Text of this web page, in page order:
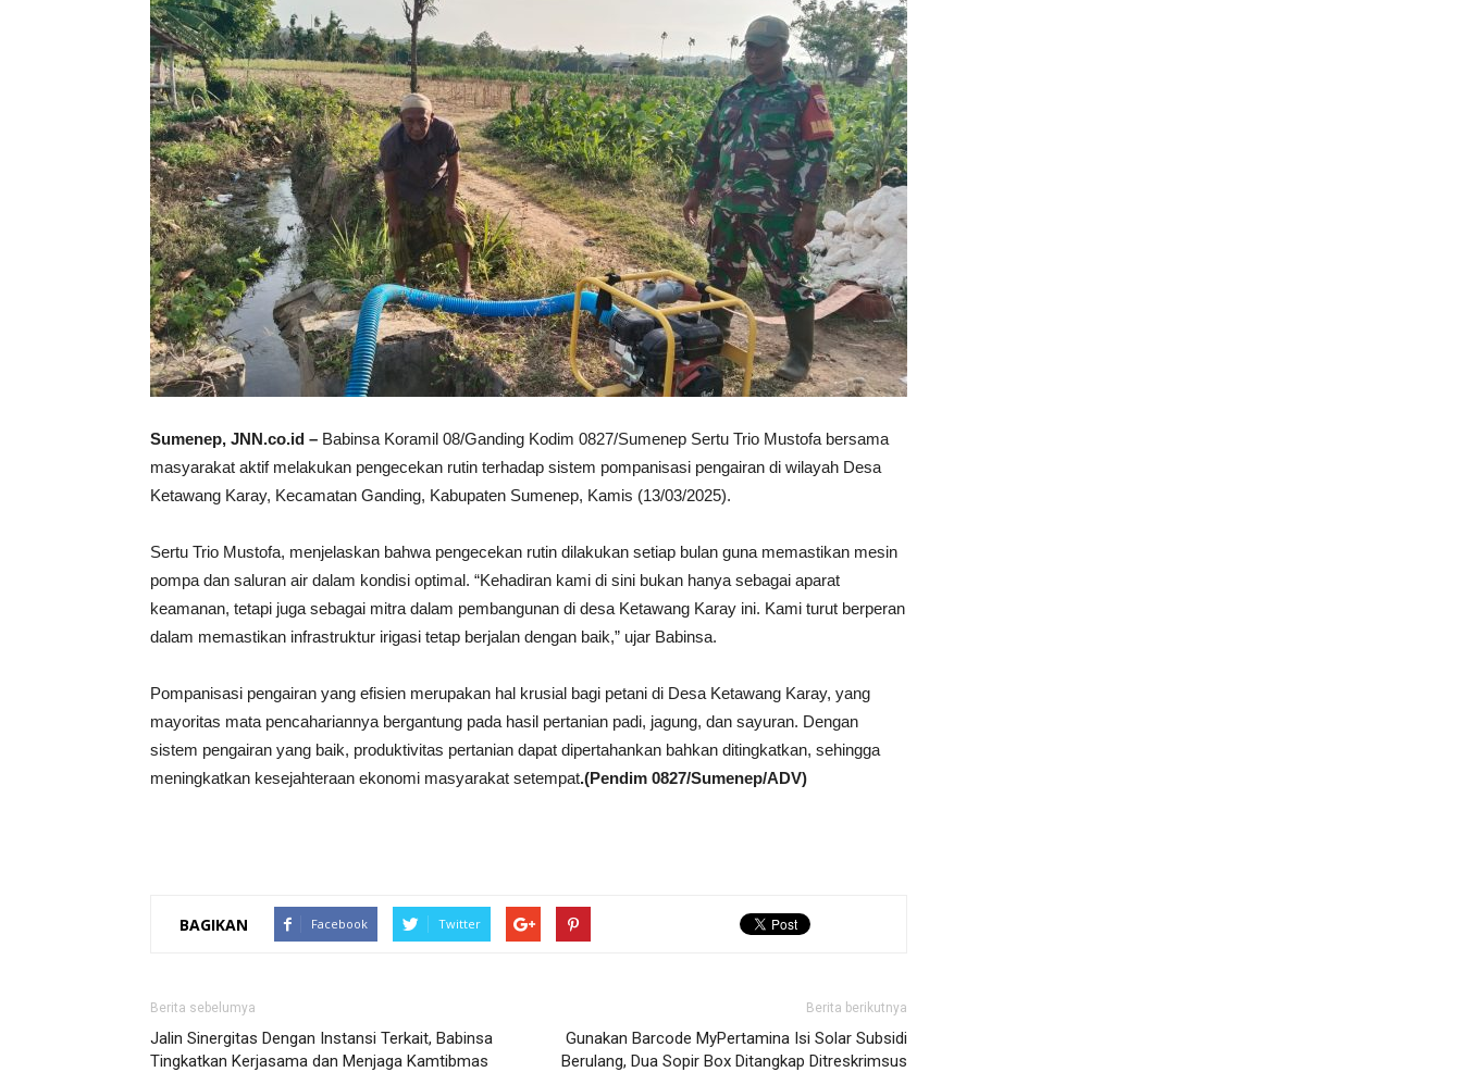
Sumenep, JNN.co.id – Babinsa Koramil 08/Ganding Kodim 0827/Sumenep Sertu Trio Mustofa bersama
masyarakat aktif melakukan pengecekan rutin terhadap sistem pompanisasi pengairan di wilayah Desa
Ketawang Karay, Kecamatan Ganding, Kabupaten Sumenep, Kamis (13/03/2025).
Sertu Trio Mustofa, menjelaskan bahwa pengecekan rutin dilakukan setiap bulan guna memastikan mesin
pompa dan saluran air dalam kondisi optimal. “Kehadiran kami di sini bukan hanya sebagai aparat
keamanan, tetapi juga sebagai mitra dalam pembangunan di desa Ketawang Karay ini. Kami turut berperan
dalam memastikan infrastruktur irigasi tetap berjalan dengan baik,” ujar Babinsa.
Pompanisasi pengairan yang efisien merupakan hal krusial bagi petani di Desa Ketawang Karay, yang
mayoritas mata pencahariannya bergantung pada hasil pertanian padi, jagung, dan sayuran. Dengan
sistem pengairan yang baik, produktivitas pertanian dapat dipertahankan bahkan ditingkatkan, sehingga
meningkatkan kesejahteraan ekonomi masyarakat setempat.(Pendim 0827/Sumenep/ADV)
BAGIKAN Facebook Twitter
Berita sebelumya
Jalin Sinergitas Dengan Instansi Terkait, Babinsa
Tingkatkan Kerjasama dan Menjaga Kamtibmas
Berita berikutnya
Gunakan Barcode MyPertamina Isi Solar Subsidi
Berulang, Dua Sopir Box Ditangkap Ditreskrimsus